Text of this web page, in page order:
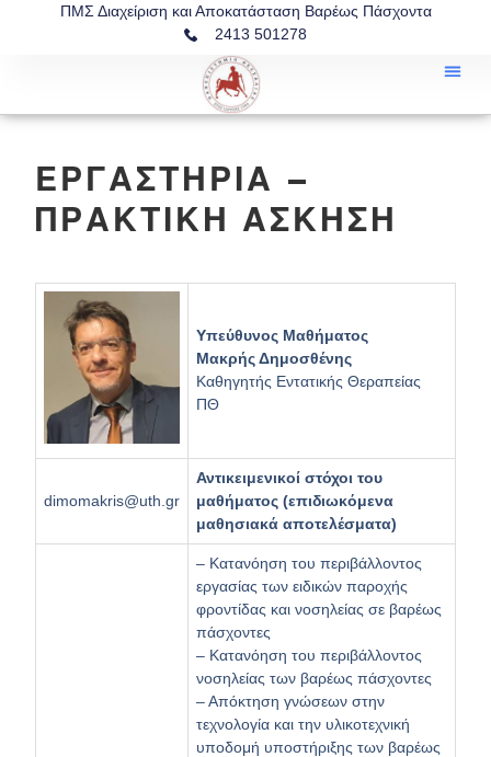
ΠΜΣ Διαχείριση και Αποκατάσταση Βαρέως Πάσχοντα
2413 501278
ΕΡΓΑΣΤΉΡΙΑ –
ΠΡΑΚΤΙΚΉ ΆΣΚΗΣΗ
Υπεύθυνος Μαθήματος
Μακρής Δημοσθένης
Καθηγητής Εντατικής Θεραπείας
ΠΘ
dimomakris@uth.gr
Αντικειμενικοί στόχοι του
μαθήματος (επιδιωκόμενα
μαθησιακά αποτελέσματα)
– Κατανόηση του περιβάλλοντος
εργασίας των ειδικών παροχής
φροντίδας και νοσηλείας σε βαρέως
πάσχοντες
– Κατανόηση του περιβάλλοντος
νοσηλείας των βαρέως πάσχοντες
– Απόκτηση γνώσεων στην
τεχνολογία και την υλικοτεχνική
υποδομή υποστήριξης των βαρέως